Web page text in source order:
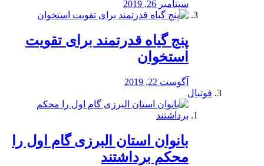
سپتامبر 26, 2019
پنج گیاه قدرتمند برای تقویت
استخوان
آگوست 22, 2019
فوتبال
بانوان استان البرزی گام اول را
محكم برداشتند